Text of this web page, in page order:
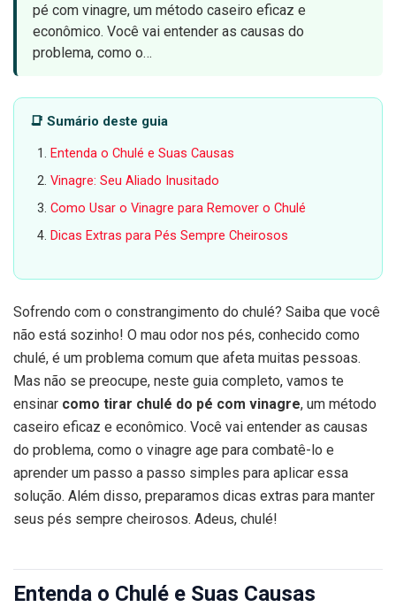
pé com vinagre, um método caseiro eficaz e
econômico. Você vai entender as causas do
problema, como o…
📑 Sumário deste guia
Entenda o Chulé e Suas Causas
Vinagre: Seu Aliado Inusitado
Como Usar o Vinagre para Remover o Chulé
Dicas Extras para Pés Sempre Cheirosos
Sofrendo com o constrangimento do chulé? Saiba que você
não está sozinho! O mau odor nos pés, conhecido como
chulé, é um problema comum que afeta muitas pessoas.
Mas não se preocupe, neste guia completo, vamos te
ensinar como tirar chulé do pé com vinagre, um método
caseiro eficaz e econômico. Você vai entender as causas
do problema, como o vinagre age para combatê-lo e
aprender um passo a passo simples para aplicar essa
solução. Além disso, preparamos dicas extras para manter
seus pés sempre cheirosos. Adeus, chulé!
Entenda o Chulé e Suas Causas